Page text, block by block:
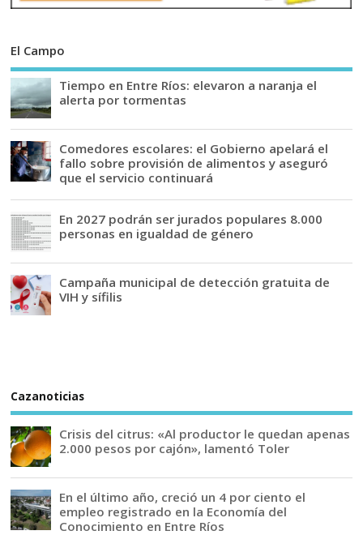
El Campo
Tiempo en Entre Ríos: elevaron a naranja el
alerta por tormentas
Comedores escolares: el Gobierno apelará el
fallo sobre provisión de alimentos y aseguró
que el servicio continuará
En 2027 podrán ser jurados populares 8.000
personas en igualdad de género
Campaña municipal de detección gratuita de
VIH y sífilis
Cazanoticias
Crisis del citrus: «Al productor le quedan apenas
2.000 pesos por cajón», lamentó Toler
En el último año, creció un 4 por ciento el
empleo registrado en la Economía del
Conocimiento en Entre Ríos